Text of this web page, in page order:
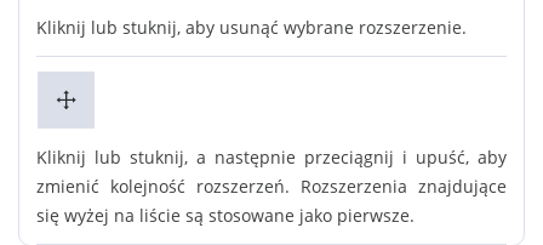
Kliknij lub stuknij, aby usunąć wybrane rozszerzenie.
Kliknij lub stuknij, a następnie przeciągnij i upuść, aby
zmienić kolejność rozszerzeń. Rozszerzenia znajdujące
się wyżej na liście są stosowane jako pierwsze.